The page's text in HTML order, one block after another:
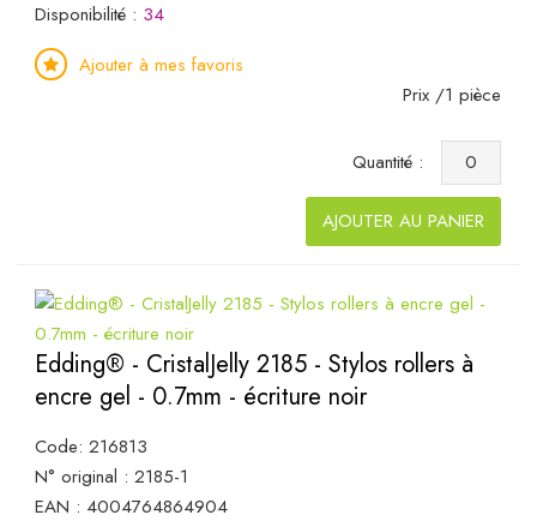
Disponibilité : 34
Ajouter à mes favoris
Prix /1 pièce
Quantité :
AJOUTER AU PANIER
Edding® - CristalJelly 2185 - Stylos rollers à
encre gel - 0.7mm - écriture noir
Code: 216813
N° original : 2185-1
EAN : 4004764864904